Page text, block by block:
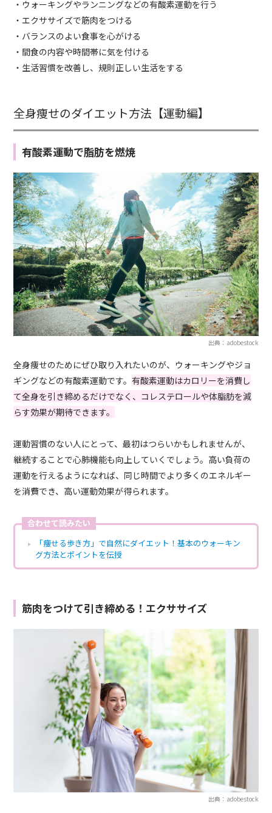
・ウォーキングやランニングなどの有酸素運動を行う
・エクササイズで筋肉をつける
・バランスのよい食事を心がける
・間食の内容や時間帯に気を付ける
・生活習慣を改善し、規則正しい生活をする
全身痩せのダイエット方法【運動編】
有酸素運動で脂肪を燃焼
出典：adobestock
全身痩せのためにぜひ取り入れたいのが、ウォーキングやジョ
ギングなどの有酸素運動です。有酸素運動はカロリーを消費し
て全身を引き締めるだけでなく、コレステロールや体脂肪を減
らす効果が期待できます。
運動習慣のない人にとって、最初はつらいかもしれませんが、
継続することで心肺機能も向上していくでしょう。高い負荷の
運動を行えるようになれば、同じ時間でより多くのエネルギー
を消費でき、高い運動効果が得られます。
合わせて読みたい
「痩せる歩き方」で自然にダイエット！基本のウォーキン
グ方法とポイントを伝授
筋肉をつけて引き締める！エクササイズ
出典：adobestock